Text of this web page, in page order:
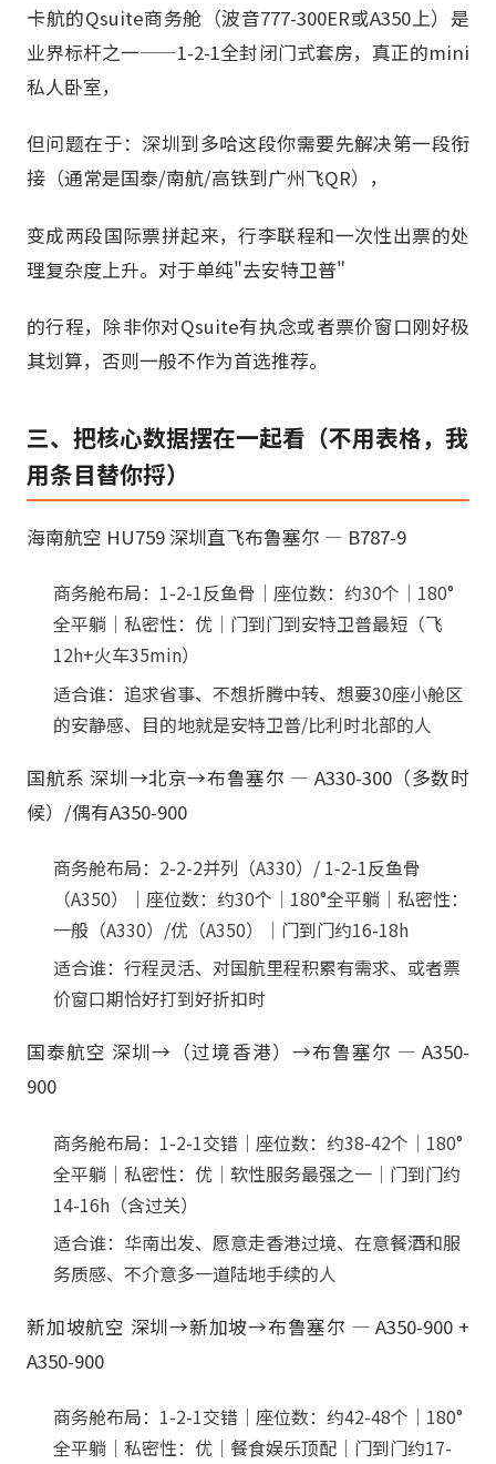
卡航的Qsuite商务舱（波音777-300ER或A350上）是
业界标杆之一——1-2-1全封闭门式套房，真正的mini
私人卧室，
但问题在于：深圳到多哈这段你需要先解决第一段衔
接（通常是国泰/南航/高铁到广州飞QR），
变成两段国际票拼起来，行李联程和一次性出票的处
理复杂度上升。对于单纯"去安特卫普"
的行程，除非你对Qsuite有执念或者票价窗口刚好极
其划算，否则一般不作为首选推荐。
三、把核心数据摆在一起看（不用表格，我
用条目替你捋）
海南航空 HU759 深圳直飞布鲁塞尔 — B787-9
商务舱布局：1-2-1反鱼骨｜座位数：约30个｜180°
全平躺｜私密性：优｜门到门到安特卫普最短（飞
12h+火车35min）
适合谁：追求省事、不想折腾中转、想要30座小舱区
的安静感、目的地就是安特卫普/比利时北部的人
国航系 深圳→北京→布鲁塞尔 — A330-300（多数时
候）/偶有A350-900
商务舱布局：2-2-2并列（A330）/ 1-2-1反鱼骨
（A350）｜座位数：约30个｜180°全平躺｜私密性：
一般（A330）/优（A350）｜门到门约16-18h
适合谁：行程灵活、对国航里程积累有需求、或者票
价窗口期恰好打到好折扣时
国泰航空 深圳→（过境香港）→布鲁塞尔 — A350-
900
商务舱布局：1-2-1交错｜座位数：约38-42个｜180°
全平躺｜私密性：优｜软性服务最强之一｜门到门约
14-16h（含过关）
适合谁：华南出发、愿意走香港过境、在意餐酒和服
务质感、不介意多一道陆地手续的人
新加坡航空 深圳→新加坡→布鲁塞尔 — A350-900 +
A350-900
商务舱布局：1-2-1交错｜座位数：约42-48个｜180°
全平躺｜私密性：优｜餐食娱乐顶配｜门到门约17-